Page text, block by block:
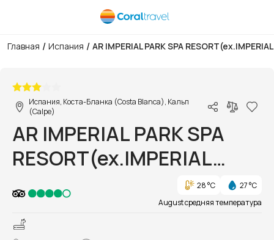
Главная / Испания / AR IMPERIAL PARK SPA
Испания, Коста-Бланка (Costa Blanca), Кальп
(Calpe)
AR IMPERIAL PARK SPA
RESORT(ex.IMPERIAL
PARK APTHOTEL)
28 °C
27 °C
August средняя температура